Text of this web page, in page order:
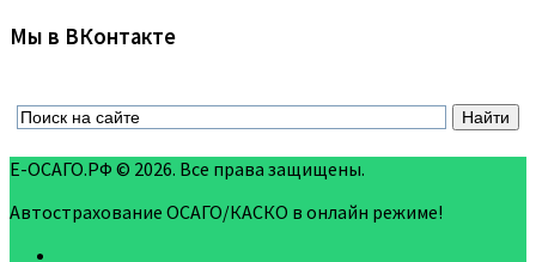
Мы в ВКонтакте
Е-ОСАГО.РФ © 2026. Все права защищены.
Автострахование ОСАГО/КАСКО в онлайн режиме!